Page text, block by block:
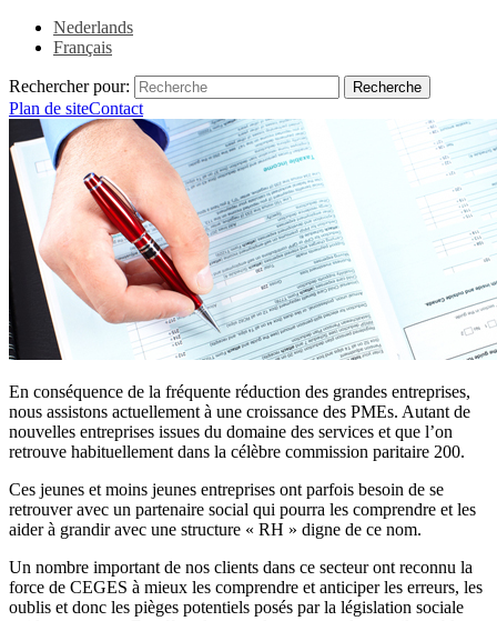
Nederlands
Français
Rechercher pour:
Plan de siteContact
En conséquence de la fréquente réduction des grandes entreprises,
nous assistons actuellement à une croissance des PMEs. Autant de
nouvelles entreprises issues du domaine des services et que l’on
retrouve habituellement dans la célèbre commission paritaire 200.
Ces jeunes et moins jeunes entreprises ont parfois besoin de se
retrouver avec un partenaire social qui pourra les comprendre et les
aider à grandir avec une structure « RH » digne de ce nom.
Un nombre important de nos clients dans ce secteur ont reconnu la
force de CEGES à mieux les comprendre et anticiper les erreurs, les
oublis et donc les pièges potentiels posés par la législation sociale